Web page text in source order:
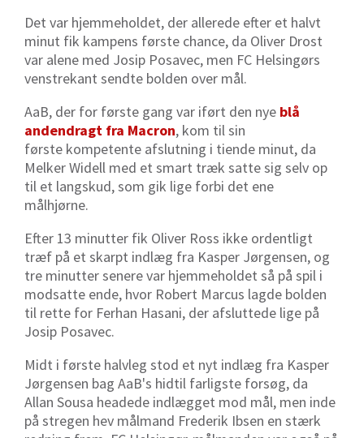
Det var hjemmeholdet, der allerede efter et halvt
minut fik kampens første chance, da Oliver Drost
var alene med Josip Posavec, men FC Helsingørs
venstrekant sendte bolden over mål.
AaB, der for første gang var iført den nye blå
andendragt fra Macron, kom til sin
første kompetente afslutning i tiende minut, da
Melker Widell med et smart træk satte sig selv op
til et langskud, som gik lige forbi det ene
målhjørne.
Efter 13 minutter fik Oliver Ross ikke ordentligt
træf på et skarpt indlæg fra Kasper Jørgensen, og
tre minutter senere var hjemmeholdet så på spil i
modsatte ende, hvor Robert Marcus lagde bolden
til rette for Ferhan Hasani, der afsluttede lige på
Josip Posavec.
Midt i første halvleg stod et nyt indlæg fra Kasper
Jørgensen bag AaB's hidtil farligste forsøg, da
Allan Sousa headede indlægget mod mål, men inde
på stregen hev målmand Frederik Ibsen en stærk